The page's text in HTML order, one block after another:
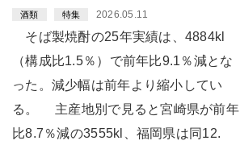
酒類 特集 2026.05.11
そば製焼酎の25年実績は、4884kl
（構成比1.5％）で前年比9.1％減とな
った。減少幅は前年より縮小してい
る。 主産地別で見ると宮崎県が前年
比8.7％減の3555kl、福岡県は同12.